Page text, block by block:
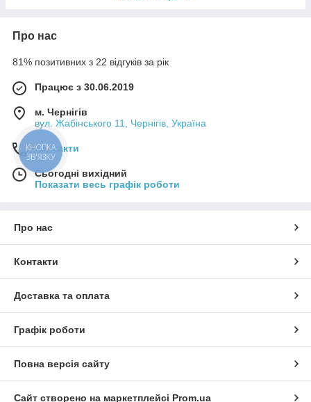
Про нас
81% позитивних з 22 відгуків за рік
Працює з 30.06.2019
м. Чернігів
вул. Жабінського 11, Чернігів, Україна
Контакти
Сьогодні вихідний
Показати весь графік роботи
Про нас
Контакти
Доставка та оплата
Графік роботи
Повна версія сайту
Сайт створено на маркетплейсі Prom.ua
КНОПКА
ЗВ'ЯЗКУ